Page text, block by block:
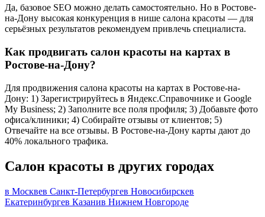
Да, базовое SEO можно делать самостоятельно. Но в Ростове-
на-Дону высокая конкуренция в нише салона красоты — для
серьёзных результатов рекомендуем привлечь специалиста.
Как продвигать салон красоты на картах в
Ростове-на-Дону?
Для продвижения салона красоты на картах в Ростове-на-
Дону: 1) Зарегистрируйтесь в Яндекс.Справочнике и Google
My Business; 2) Заполните все поля профиля; 3) Добавьте фото
офиса/клиники; 4) Собирайте отзывы от клиентов; 5)
Отвечайте на все отзывы. В Ростове-на-Дону карты дают до
40% локального трафика.
Салон красоты в других городах
в Москвев Санкт-Петербургев Новосибирскев
Екатеринбургев Казанив Нижнем Новгороде